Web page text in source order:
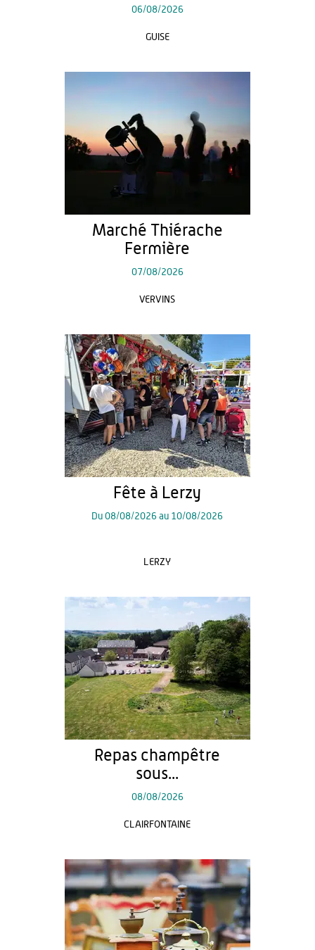
06/08/2026
GUISE
Marché Thiérache
Fermière
07/08/2026
VERVINS
Fête à Lerzy
Du08/08/2026 au 10/08/2026
LERZY
Repas champêtre
sous...
08/08/2026
CLAIRFONTAINE